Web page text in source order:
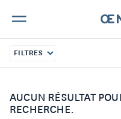
TROUVE TA
FILTRES
AUCUN RÉSULTAT
RECHERCHE.